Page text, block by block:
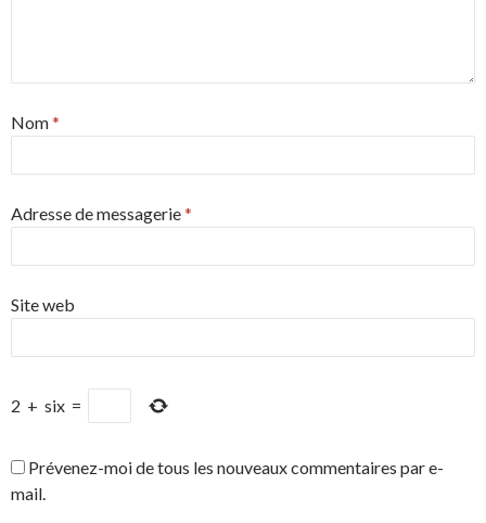
Nom*
Adresse de messagerie*
Site web
2 + six =
Prévenez-moi de tous les nouveaux commentaires par e-
mail.